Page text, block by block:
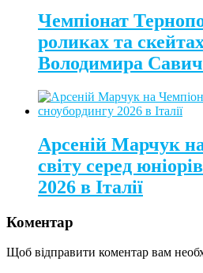
Чемпіонат
роликах та
Володимира
Арсеній Марчук
світу серед
2026 в Італії
Коментар
Щоб відправити коментар вам